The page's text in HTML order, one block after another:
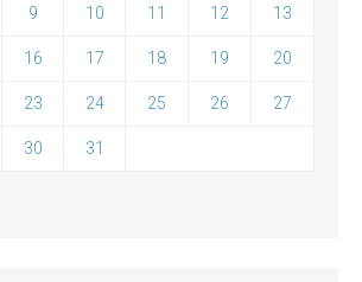
9 10 11 12 13
16 17 18 19 20
23 24 25 26 27
30 31